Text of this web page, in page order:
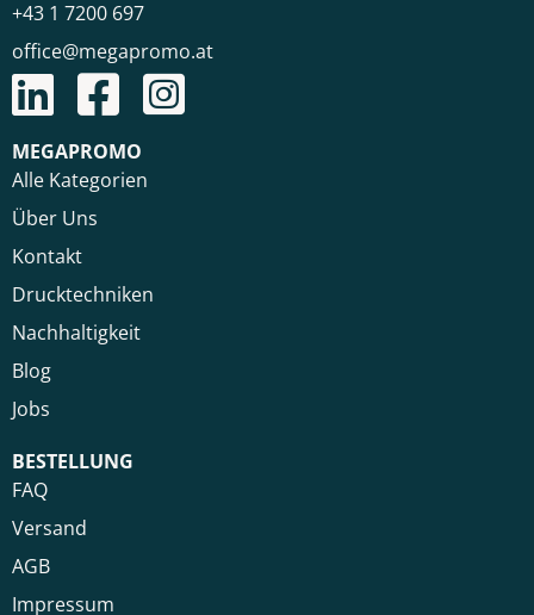
+43 1 7200 697
office@megapromo.at
MEGAPROMO
Alle Kategorien
Über Uns
Kontakt
Drucktechniken
Nachhaltigkeit
Blog
Jobs
BESTELLUNG
FAQ
Versand
AGB
Impressum